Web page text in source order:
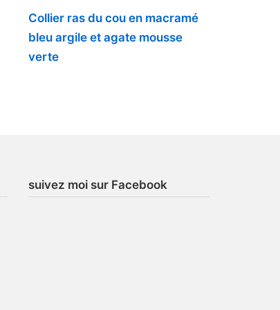
Collier ras du cou en macramé
bleu argile et agate mousse
verte
suivez moi sur Facebook